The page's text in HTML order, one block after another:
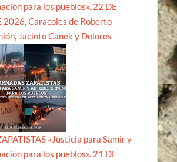
para los pueblos». 22 DE
2026, Caracoles de Roberto
Jacinto Canek y Dolores
«Justicia para Samir y
para los pueblos». 21 DE